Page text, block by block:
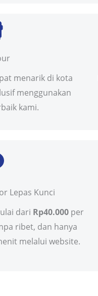
menarik di kota
menggunakan
kami.
Lepas Kunci
dari Rp40.000 per
ribet, dan hanya
melalui website.